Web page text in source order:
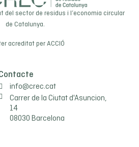
sector de residus i l’economia circular
de Catalunya.
acreditat perACCIÓ
info@crec.cat
Carrer de la Ciutat d'Asuncion,
14
08030 Barcelona